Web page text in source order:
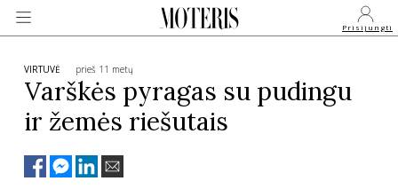
Prisijungti
VEIDAI
MONARCHIJA
VIRTUVĖ prieš 11 metų
Varškės pyragas su pudingu
ir žemės riešutais